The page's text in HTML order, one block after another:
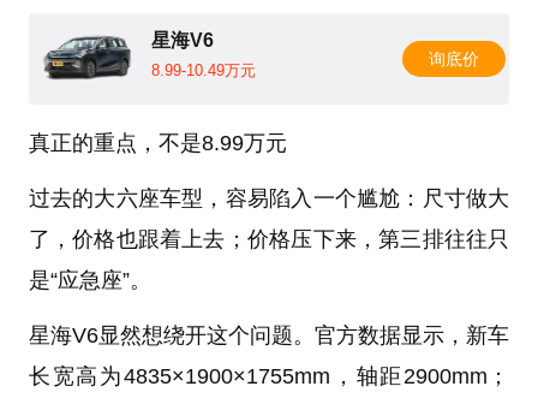
星海V6
8.99-10.49万元
询底价
真正的重点，不是8.99万元
过去的大六座车型，容易陷入一个尴尬：尺寸做大
了，价格也跟着上去；价格压下来，第三排往往只
是“应急座”。
星海V6显然想绕开这个问题。官方数据显示，新车
长宽高为4835×1900×1755mm，轴距2900mm；